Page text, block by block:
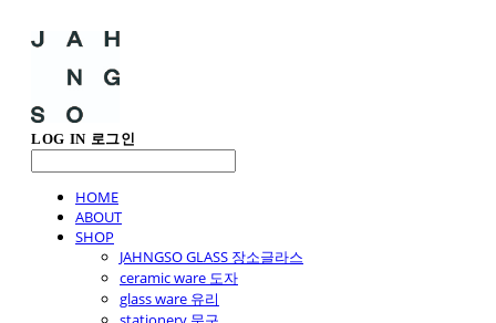
LOG IN 로그인
HOME
ABOUT
SHOP
JAHNGSO GLASS 장소글라스
ceramic ware 도자
glass ware 유리